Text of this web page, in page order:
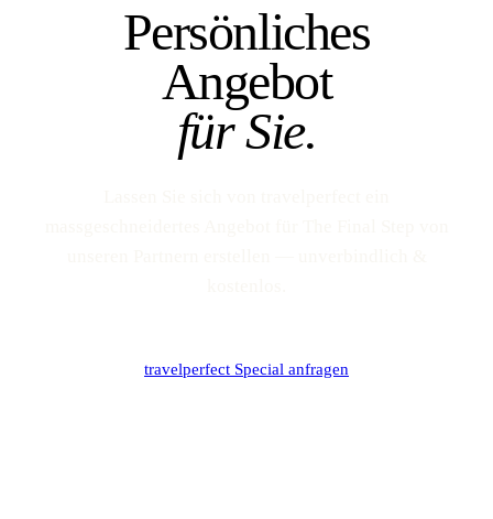
Persönliches
Angebot
für Sie.
travelperfect Special anfragen